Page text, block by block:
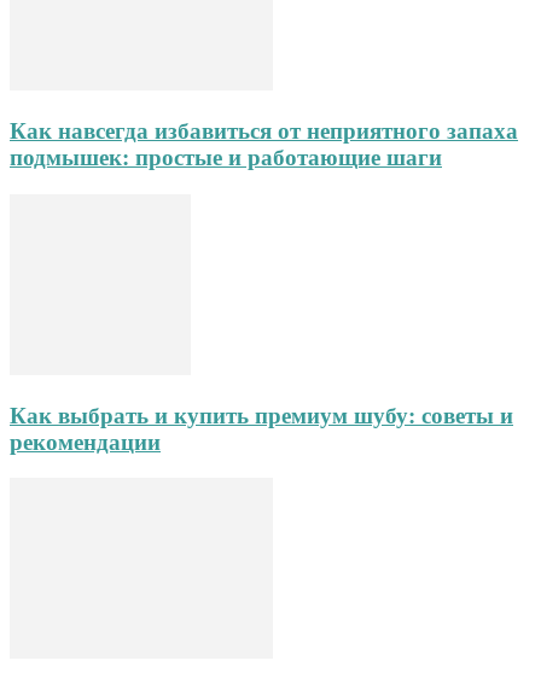
Как навсегда избавиться от неприятного запаха
подмышек: простые и работающие шаги
Как выбрать и купить премиум шубу: советы и
рекомендации